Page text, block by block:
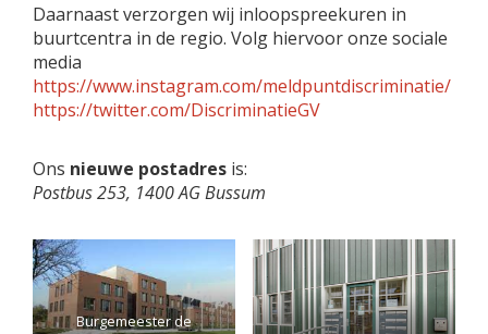
Daarnaast verzorgen wij inloopspreekuren in
buurtcentra in de regio. Volg hiervoor onze sociale
media
https://www.instagram.com/meldpuntdiscriminatie/
https://twitter.com/DiscriminatieGV
Ons nieuwe postadres is:
Postbus 253, 1400 AG Bussum
Burgemeester de